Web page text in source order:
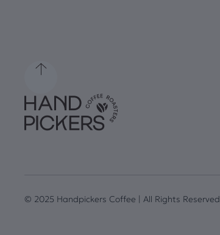
© 2025 Handpickers Coffee | All Rights Reserved